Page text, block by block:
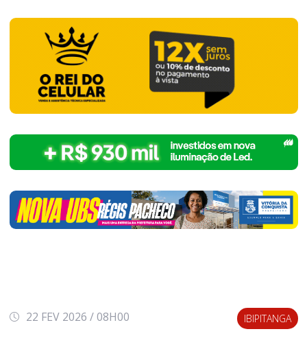
22 FEV 2026 / 08H00 IBIPITANGA